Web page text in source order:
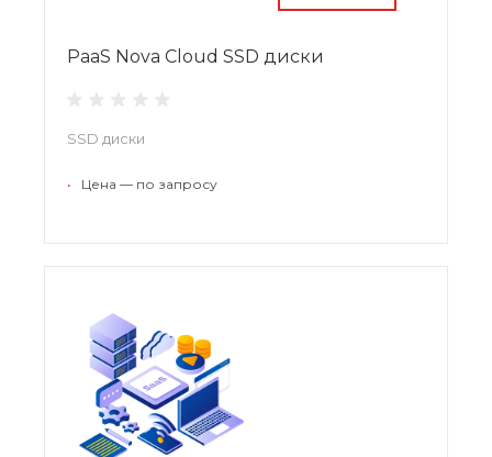
PaaS Nova Cloud SSD диски
SSD диски
• Цена — по запросу